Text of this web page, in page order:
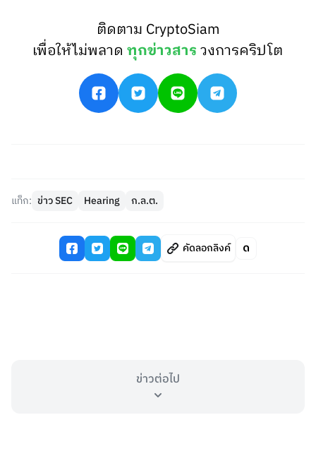
ติดตาม CryptoSiam
เพื่อให้ไม่พลาดทุกข่าวสารวงการคริปโต
แท็ก: ข่าว SEC Hearing ก.ล.ต.
คัดลอกลิงค์
ข่าวต่อไป